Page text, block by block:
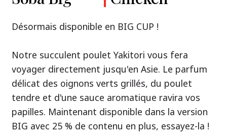
Trois univers de saveurs, un seul objectif : le
vrai ramen de niveau restaurant – sans le
restaurant.
Avec Nissin Ramen Premium, découvrez le
plaisir du ramen japonais comme jamais
Désormais disponible en BIG CUP !
Notre succulent poulet Yakitori vous fera
voyager directement jusqu'en Asie. Le parfum
délicat des oignons verts grillés, du poulet
tendre et d'une sauce aromatique ravira vos
papilles. Maintenant disponible dans la version
BIG avec 25 % de contenu en plus, essayez-la !
Notre recommandation: découvrez le goût de
Ramen !
Une soupe ramen qui, comme la cuisine
thaïlandaise elle-même, est synonyme
d'équilibre parfait et d'harmonie gustative.
La saveur de poulet caramélisé combinée aux